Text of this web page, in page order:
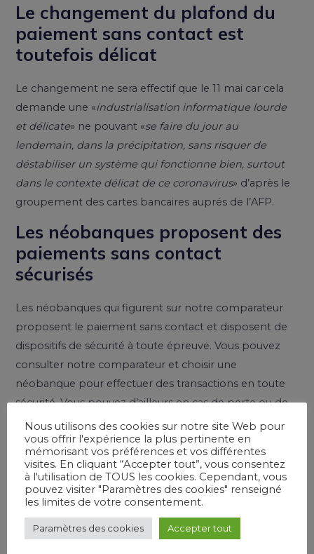
Le changement du plafond du
paiement sans contact est
toutefois délicat
Le changement ne sera effectif que le 11 mai car cela
demande une «industrialisation informatique lourde
et délicate» ne pouvant «se faire du jour au
lendemain, dans la précipitation, sans risquer de
déstabiliser un système qui fonctionne bien, surtout
dans le contexte délicat de ce coronavirus» d’après le
groupement des cartes bancaires auprés de l’AFP.
Les néobanques proposent des
paiements sans contact
sécurisés
Les néobanques qui figurent sur notre comparateur
proposent le paiement sans contact et disposent de
dispositifs de sécurité à toute épreuve. Vous pouvez
consulter notre comparateur et choisir une
néobanque pour effectuer des transactions en toute
sécurité. Vous pouvez d’ailleurs en cas de perte ou de
vol de la carte bancaire bloquer les transactions à
partir de votre smartphone ou de votre compte en
ligne, afin d’éviter des opérations frauduleuses avec
votre carte bancaire prépayée.
Cliquez-ici pour obtenir une
carte bancaire !
Nous utilisons des cookies sur notre site Web pour
vous offrir l'expérience la plus pertinente en
mémorisant vos préférences et vos différentes
visites. En cliquant “Accepter tout”, vous consentez
à l'utilisation de TOUS les cookies. Cependant, vous
pouvez visiter "Paramètres des cookies" renseigné
les limites de votre consentement.
Paramètres des cookies Accepter tout